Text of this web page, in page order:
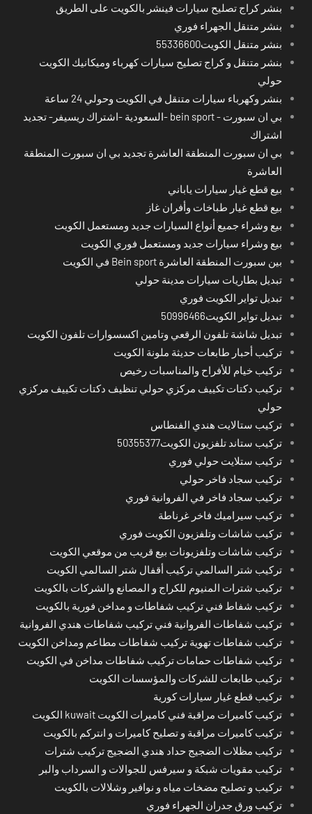
بنشر كراج تصليح سيارات فينشر بالكويت على الطريق
بنشر متنقل الجهراء فوري
بنشر متنقل الكويت55336600
بنشر متنقل و كراج تصليح سيارات كهرباء وميكانيك الكويت
حولي
بنشر وكهرباء سيارات متنقل في الكويت وحولي 24 ساعة
بي ان سبورت - bein sport -السعودية -اشتراك ريسيفر- تجديد
اشتراك
بي ان سبورت المنطقة العاشرة تجديد بي ان سبورت المنطقة
العاشرة
بيع قطع غيار سيارات ياباني
بيع قطع غيار طباخات وأفران غاز
بيع وشراء جميع أنواع السيارات جديد ومستعمل الكويت
بيع وشراء سيارات جديد ومستعمل فوري الكويت
بين سبورت المنطقة العاشرة Bein sport في الكويت
تبديل بطاريات سيارات مدينة حولي
تبديل تواير الكويت فوري
تبديل تواير الكويت50996466
تبديل شاشة تلفون الرقعي وتامين اكسسوارات تلفون الكويت
تركيب أحبار طابعات حديثة ملونة الكويت
تركيب خيام للأفراح والمناسبات رخيص
تركيب دكتات تكييف مركزي حولي تنظيف دكتات تكييف مركزي
حولي
تركيب ستالايت هندي الفنطاس
تركيب ستاند تلفزيون الكويت50355377
تركيب ستلايت حولي فوري
تركيب سجاد فاخر حولي
تركيب سجاد فاخر في الفروانية فوري
تركيب سيراميك فاخر غرناطة
تركيب شاشات وتلفزيون الكويت فوري
تركيب شاشات وتلفزيونات بيع قريب من موقعي الكويت
تركيب شتر السالمي تركيب أقفال شتر السالمي الكويت
تركيب شترات المنيوم للكراج و المصانع والشركات بالكويت
تركيب شفاط فني تركيب شفاطات و مداخن فورية بالكويت
تركيب شفاطات الفروانية فني تركيب شفاطات هندي الفروانية
تركيب شفاطات تهوية تركيب شفاطات مطاعم ومداخن الكويت
تركيب شفاطات حمامات تركيب شفاطات مداخن في الكويت
تركيب طابعات للشركات والمؤسسات الكويت
تركيب قطع غيار سيارات كورية
تركيب كاميرات مراقبة فني كاميرات الكويت kuwait الكويت
تركيب كاميرات مراقبة و تصليح كاميرات و انتركم بالكويت
تركيب مظلات الضجيج حداد هندي الضجيج تركيب شترات
تركيب مقويات شبكة و سيرفس للجوالات و السرداب والبر
تركيب و تصليح مضخات مياه و نوافير وشلالات بالكويت
تركيب ورق جدران الجهراء فوري